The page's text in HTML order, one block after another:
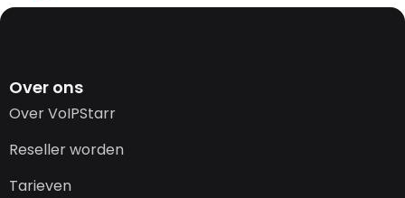
Over ons
Over VoIPStarr
Reseller worden
Tarieven